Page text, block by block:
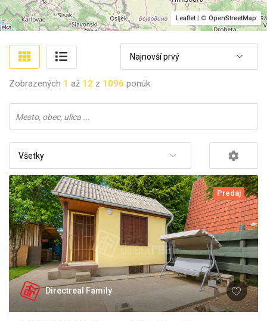
Najnovší prvý
Zobrazených 1 až 12 z 1096 ponúk
Všetky
Predaj
Directreal Family
Leaflet| © OpenStreetMap